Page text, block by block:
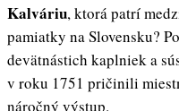
Kalváriu, ktorá patrí
pamiatky na Slovensku?
devätnástich kaplniek a
v roku 1751 pričinili
náročný výstup.